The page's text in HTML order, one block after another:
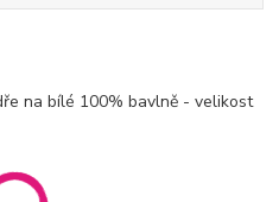
na bílé 100% bavlně - velikost